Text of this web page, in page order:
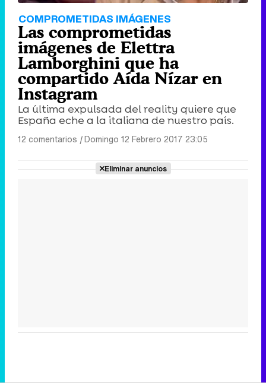
COMPROMETIDAS IMÁGENES
Las comprometidas
imágenes de Elettra
Lamborghini que ha
compartido Aída Nízar en
Instagram
La última expulsada del reality quiere que
España eche a la italiana de nuestro país.
12 comentarios |Domingo 12 Febrero 2017 23:05
Eliminar anuncios